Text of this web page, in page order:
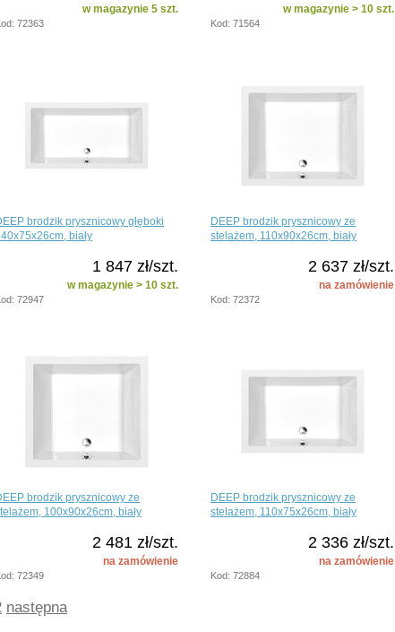
w magazynie 5 szt.
72363
w magazynie > 10 szt.
Kod: 71564
brodzik prysznicowy głęboki
biały
1 847 zł/szt.
w magazynie > 10 szt.
72947
DEEP brodzik prysznicowy ze
stelażem, 110x90x26cm, biały
2 637 zł/szt.
na zamówienie
Kod: 72372
brodzik prysznicowy ze
100x90x26cm, biały
2 481 zł/szt.
na zamówienie
72349
DEEP brodzik prysznicowy ze
stelażem, 110x75x26cm, biały
2 336 zł/szt.
na zamówienie
Kod: 72884
następna